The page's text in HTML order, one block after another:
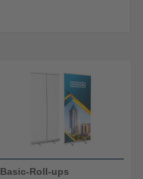
Basic-Roll-ups